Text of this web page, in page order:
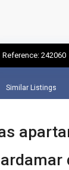
Reference: 242060
Similar Listings